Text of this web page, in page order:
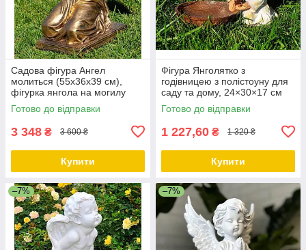
Садова фігура Ангел
молиться (55х36х39 см),
фігурка янгола на могилу
Готово до відправки
3 348 ₴ 3 600 ₴
Купити
Фігура Янголятко з
годівницею з полістоуну для
саду та дому, 24×30×17 см
Готово до відправки
1 227,60 ₴ 1 320 ₴
Купити
–7% –7%